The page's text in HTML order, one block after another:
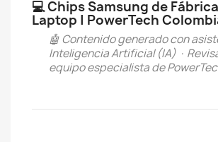
💻 Chips Samsung de
Laptop | PowerTech
🤖 Contenido generado con
Inteligencia Artificial (IA) ·
equipo especialista de